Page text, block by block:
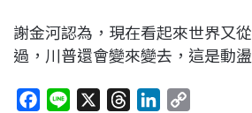
謝金河認為，現在看起來世界又
過，川普還會變來變去，這是動